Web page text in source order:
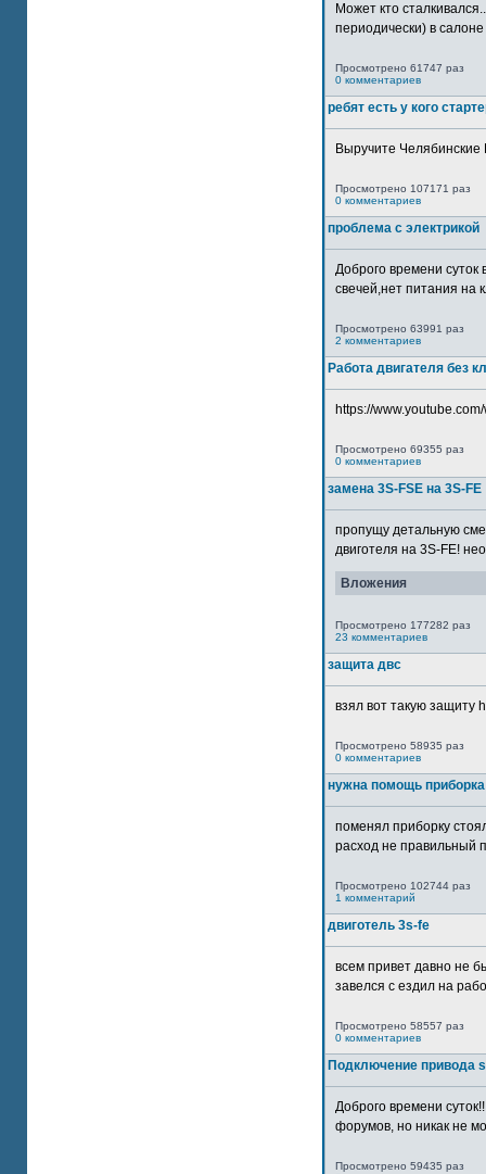
Может кто
периодически) в
Просмотрено 61747 раз
0 комментариев
ребят есть у кого
Выручите
Просмотрено 107171 раз
0 комментариев
проблема с электрикой
Доброго времени суток
свечей,нет питания на
Просмотрено 63991 раз
2 комментариев
Работа двигателя без
https://
Просмотрено 69355 раз
0 комментариев
замена 3S-FSE на 3S-FE
пропущу детальную
двиготеля на 3S-FE!
Вложения
Просмотрено 177282 раз
23 комментариев
защита двс
взял вот такую защиту
Просмотрено 58935 раз
0 комментариев
нужна помощь
поменял приборку
расход не правильный
Просмотрено 102744 раз
1 комментарий
двиготель 3s-fe
всем привет давно не
завелся с ездил на
Просмотрено 58557 раз
0 комментариев
Подключение привода
Доброго времени
форумов, но никак не
Просмотрено 59435 раз